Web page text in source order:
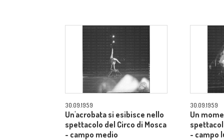
30.09.1959
Un'acrobata si esibisce nello
spettacolo del Circo di Mosca
- campo medio
30.09.1959
Un
- campo